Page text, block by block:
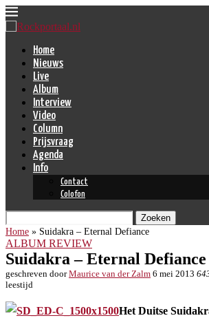
Home
Nieuws
Live
Album
Interview
Video
Column
Prijsvraag
Agenda
Info
Contact
Colofon
Zoeken
Home » Suidakra – Eternal Defiance
ALBUM REVIEW
Suidakra – Eternal Defiance
geschreven doorMaurice van der Zalm 6 mei 2013
leestijd
Het Duitse